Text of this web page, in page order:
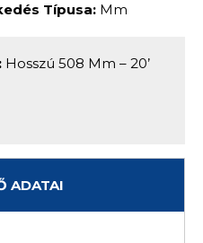
Típusa: Mm
Hosszú 508 Mm – 20’
ADATAI